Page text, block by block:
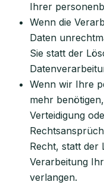
Ihrer
Wenn die
Daten
Sie statt der
Wenn wir Ihre
mehr
Verteidigung
Recht, statt der
Verarbeitung
verlangen.